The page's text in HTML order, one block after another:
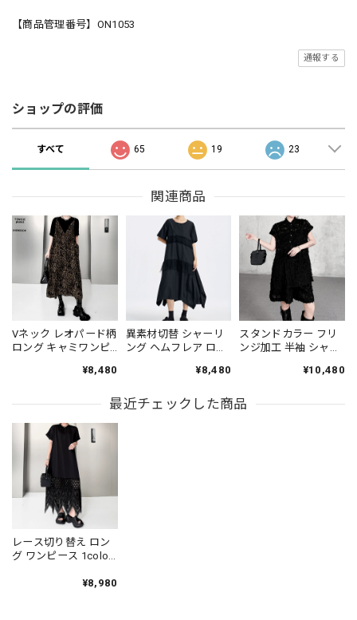
【商品管理番号】ON1053
通報する
ショップの評価
すべて 65 19 23
関連商品
Vネック レオパード柄
ロング キャミワンピ
¥8,480
異素材切替 シャーリ
ング ヘムフレア ロン
¥8,480
スタンドカラー フリ
ンジ加工 半袖 シャツ
1color ST0241¥10,480
最近チェックした商品
レース切り替え ロン
グ ワンピース 1color
¥8,980